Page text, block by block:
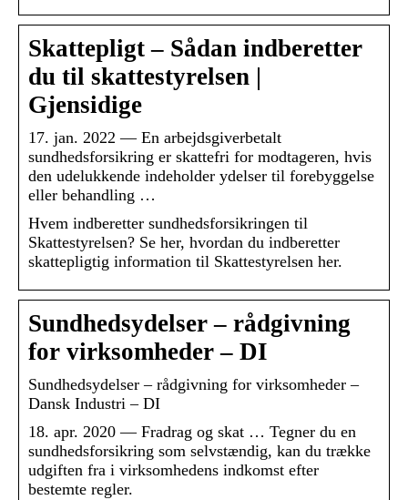
Skattepligt – Sådan indberetter
du til skattestyrelsen |
Gjensidige
17. jan. 2022 — En arbejdsgiverbetalt
sundhedsforsikring er skattefri for modtageren, hvis
den udelukkende indeholder ydelser til forebyggelse
eller behandling …
Hvem indberetter sundhedsforsikringen til
Skattestyrelsen? Se her, hvordan du indberetter
skattepligtig information til Skattestyrelsen her.
Sundhedsydelser – rådgivning
for virksomheder – DI
Sundhedsydelser – rådgivning for virksomheder –
Dansk Industri – DI
18. apr. 2020 — Fradrag og skat … Tegner du en
sundhedsforsikring som selvstændig, kan du trække
udgiften fra i virksomhedens indkomst efter
bestemte regler.